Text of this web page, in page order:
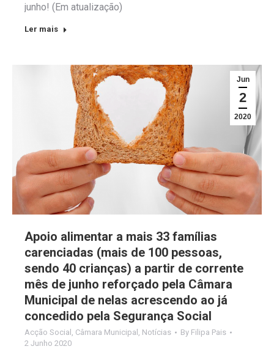
junho! (Em atualização)
Ler mais
Jun
2
2020
Apoio alimentar a mais 33 famílias
carenciadas (mais de 100 pessoas,
sendo 40 crianças) a partir de corrente
mês de junho reforçado pela Câmara
Municipal de nelas acrescendo ao já
concedido pela Segurança Social
Acção Social , Câmara Municipal , Notícias By Filipa Pais
2 Junho 2020